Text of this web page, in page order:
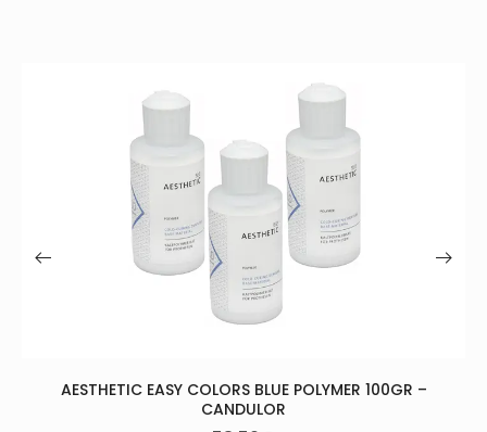
100GR –
MEGA CRYL HOT+DON –